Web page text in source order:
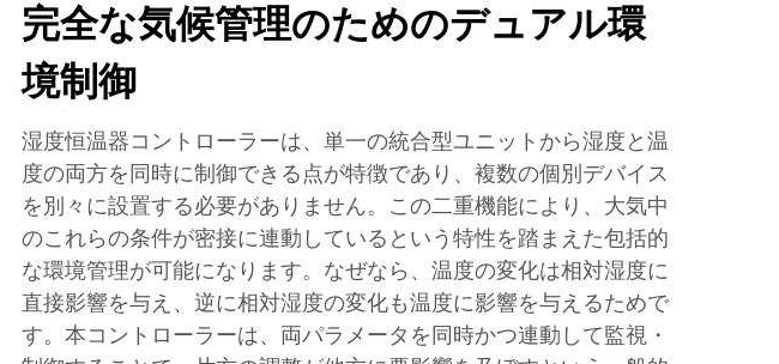
完全な気候管理のためのデュアル環
境制御
湿度恒温器コントローラーは、単一の統合型ユニットから湿度と温
度の両方を同時に制御できる点が特徴であり、複数の個別デバイス
を別々に設置する必要がありません。この二重機能により、大気中
のこれらの条件が密接に連動しているという特性を踏まえた包括的
な環境管理が可能になります。なぜなら、温度の変化は相対湿度に
直接影響を与え、逆に相対湿度の変化も温度に影響を与えるためで
す。本コントローラーは、両パラメータを同時かつ連動して監視・